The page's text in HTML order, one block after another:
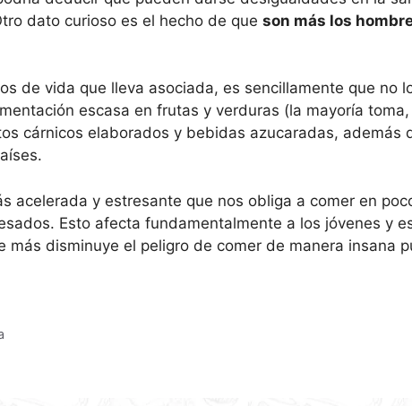
dato curioso es el hecho de que son más los
de vida que lleva asociada, es sencillamente que no
escasa en frutas y verduras (la mayoría toma,
cárnicos elaborados y bebidas azucaradas, además
acelerada y estresante que nos obliga a comer en
Esto afecta fundamentalmente a los jóvenes y
disminuye el peligro de comer de manera insana